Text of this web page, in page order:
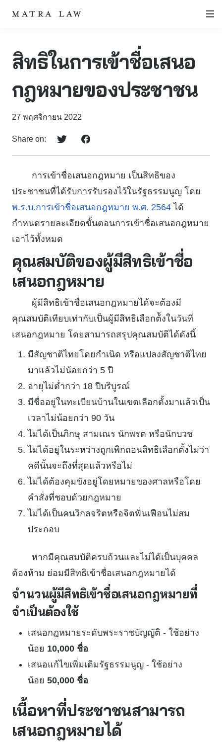
สิทธิในการเข้าชื่อเสนอ
กฎหมายของประชาชน
27 พฤศจิกายน 2022
Share on:
การเข้าชื่อเสนอกฎหมาย เป็นสิทธิของ
ประชาชนที่ได้รับการรับรองไว้ในรัฐธรรมนูญ โดย
พ.ร.บ.การเข้าชื่อเสนอกฎหมาย พ.ศ. 2564 ได้
กำหนดรายละเอียดขั้นตอนการเข้าชื่อเสนอกฎหมาย
เอาไว้ทั้งหมด
คุณสมบัติของผู้มีสิทธิเข้าชื่อ
เสนอกฎหมาย
ผู้มีสิทธิเข้าชื่อเสนอกฎหมายได้จะต้องมี
คุณสมบัติเทียบเท่ากับเป็นผู้มีสิทธิเลือกต้ังในวันที่
เสนอกฎหมาย โดยสามารถสรุปคุณสมบัติได้ดังนี้
มีสัญชาติไทยโดยกำเนิด หรือแปลงสัญชาติไทย
มาแล้วไม่น้อยกว่า 5 ปี
อายุไม่ต่ำกว่า 18 ปีบริบูรณ์
มีชื่ออยู่ในทะเบียนบ้านในเขตเลือกตั้งมาแล้วเป็น
เวลาไม่น้อยกว่า 90 วัน
ไม่ได้เป็นภิกษุ สามเณร นักพรต หรือนักบวช
ไม่ได้อยู่ในระหว่างถูกเพิกถอนสิทธิเลือกตั้งไม่ว่า
คดีนั้นจะถึงที่สุดแล้วหรือไม่
ไม่ได้ต้องคุมขังอยู่โดยหมายของศาลหรือโดย
คำสั่งที่ชอบด้วยกฎหมาย
ไม่ได้เป็นคนวิกลจริตหรือจิตฟั่นเฟือนไม่สม
ประกอบ
หากมีคุณสมบัติครบถ้วนและไม่ได้เป็นบุคคล
ต้องห้าม ย่อมมีสิทธิเข้าชื่อเสนอกฎหมายได้
จำนวนผู้มีสิทธิเข้าชื่อเสนอกฎหมายที่
จำเป็นต้องใช้
เสนอกฎหมายระดับพระราชบัญญัติ - ใช้อย่าง
น้อย 10,000 ชื่อ
เสนอแก้ไขเพิ่มเติมรัฐธรรมนูญ - ใช้อย่าง
น้อย 50,000 ชื่อ
เนื้อหาที่ประชาชนสามารถ
เสนอกฎหมายได้